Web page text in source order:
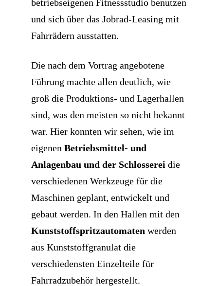
betriebseigenen Fitnessstudio benutzen
und sich über das Jobrad-Leasing mit
Fahrrädern ausstatten.
Die nach dem Vortrag angebotene
Führung machte allen deutlich, wie
groß die Produktions- und Lagerhallen
sind, was den meisten so nicht bekannt
war. Hier konnten wir sehen, wie im
eigenen Betriebsmittel- und
Anlagenbau und der Schlosserei die
verschiedenen Werkzeuge für die
Maschinen geplant, entwickelt und
gebaut werden. In den Hallen mit den
Kunststoffspritzautomaten werden
aus Kunststoffgranulat die
verschiedensten Einzelteile für
Fahrradzubehör hergestellt.